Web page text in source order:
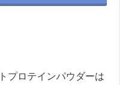
プロテインパウダーは